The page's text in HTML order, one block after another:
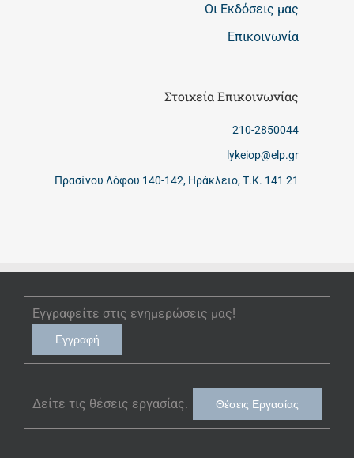
Οι Εκδόσεις μας
Επικοινωνία
Στοιχεία Επικοινωνίας
210-2850044
lykeiop@elp.gr
Πρασίνου Λόφου 140-142, Ηράκλειο, Τ.Κ. 141 21
Εγγραφείτε στις ενημερώσεις μας!
Εγγραφή
Δείτε τις θέσεις εργασίας. Θέσεις Εργασίας